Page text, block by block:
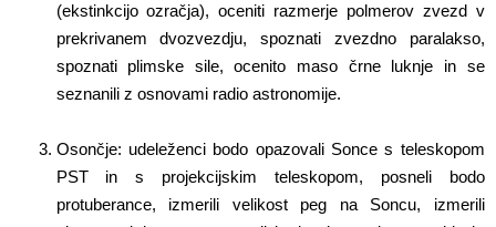
(ekstinkcijo ozračja), oceniti razmerje polmerov zvezd v
prekrivanem dvozvezdju, spoznati zvezdno paralakso,
spoznati plimske sile, ocenito maso črne luknje in se
seznanili z osnovami radio astronomije.
Osončje: udeleženci bodo opazovali Sonce s teleskopom
PST in s projekcijskim teleskopom, posneli bodo
protuberance, izmerili velikost peg na Soncu, izmerili